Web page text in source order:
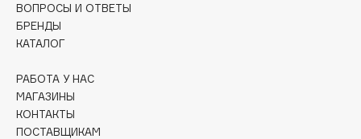
Corimo
CosRX
Crescina
Cunzite
Curaprox
ВОПРОСЫ И ОТВЕТЫ
БРЕНДЫ
КАТАЛОГ
РАБОТА У НАС
МАГАЗИНЫ
КОНТАКТЫ
ПОСТАВЩИКАМ